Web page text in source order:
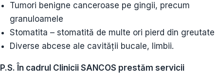
Tumori benigne canceroase pe gingii, precum
granuloamele
Stomatita – stomatită de multe ori pierd din greutate
Diverse abcese ale cavităţii bucale, limbii.
P.S. În cadrul Clinicii SANCOS prestăm servicii